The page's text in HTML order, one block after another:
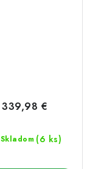
Skladom (6 ks)
339,98 €